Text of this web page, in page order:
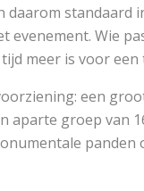
standaard
evenement. Wie
meer is voor een
een
aparte groep van